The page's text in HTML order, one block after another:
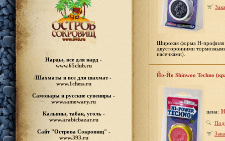
Нарды, все для нард -
www.65club.ru
Шахматы и все для шахмат -
www.1chess.ru
Самовары и русские сувениры -
www.samowary.ru
Кальяны, табак, уголь -
www.arabicbazar.ru
Сайт "Острова Сокровищ" -
www.393.ru
Широкая форма H-профиля
двусторонними
насечками).
Йо-Йо Shinwoo Techno
цена: